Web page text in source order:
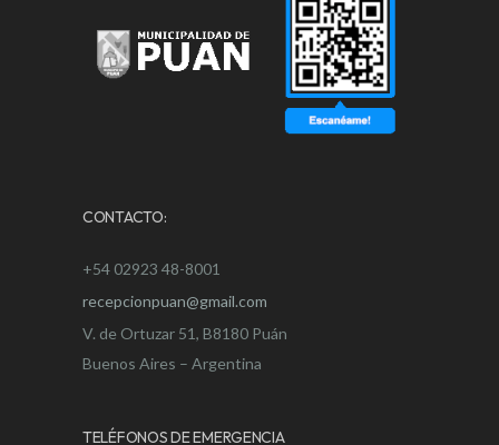
CONTACTO:
+54 02923 48-8001
recepcionpuan@gmail.com
V. de Ortuzar 51, B8180 Puán
Buenos Aires – Argentina
TELÉFONOS DE EMERGENCIA